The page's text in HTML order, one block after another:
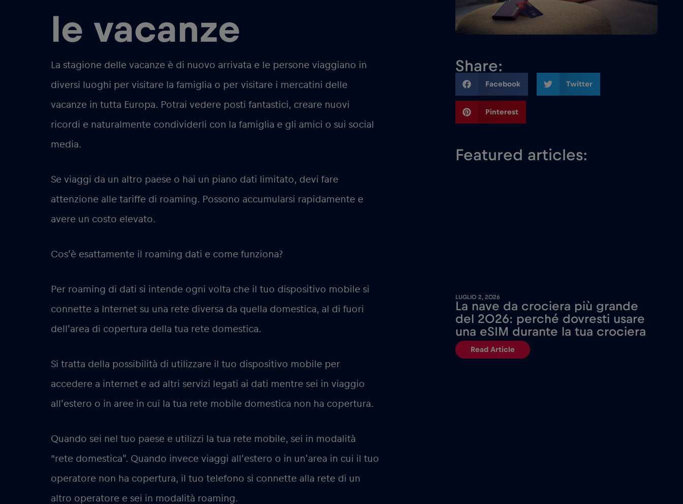
le vacanze
La stagione delle vacanze è di nuovo arrivata e le persone viaggiano in
diversi luoghi per visitare la famiglia o per visitare i mercatini delle
vacanze in tutta Europa. Potrai vedere posti fantastici, creare nuovi
ricordi e naturalmente condividerli con la famiglia e gli amici o sui social
media.
Se viaggi da un altro paese o hai un piano dati limitato, devi fare
attenzione alle tariffe di roaming. Possono accumularsi rapidamente e
avere un costo elevato.
Cos’è esattamente il roaming dati e come funziona?
Per roaming di dati si intende ogni volta che il tuo dispositivo mobile si
connette a Internet su una rete diversa da quella domestica, al di fuori
dell’area di copertura della tua rete domestica.
Si tratta della possibilità di utilizzare il tuo dispositivo mobile per
accedere a internet e ad altri servizi legati ai dati mentre sei in viaggio
all’estero o in aree in cui la tua rete mobile domestica non ha copertura.
Quando sei nel tuo paese e utilizzi la tua rete mobile, sei in modalità
“rete domestica”. Quando invece viaggi all’estero o in un’area in cui il tuo
operatore non ha copertura, il tuo telefono si connette alla rete di un
altro operatore e sei in modalità roaming.
Share:
Facebook Twitter
Pinterest
Featured articles:
LUGLIO 2, 2026
La nave da crociera più grande
del 2026: perché dovresti usare
una eSIM durante la tua crociera
Read Article